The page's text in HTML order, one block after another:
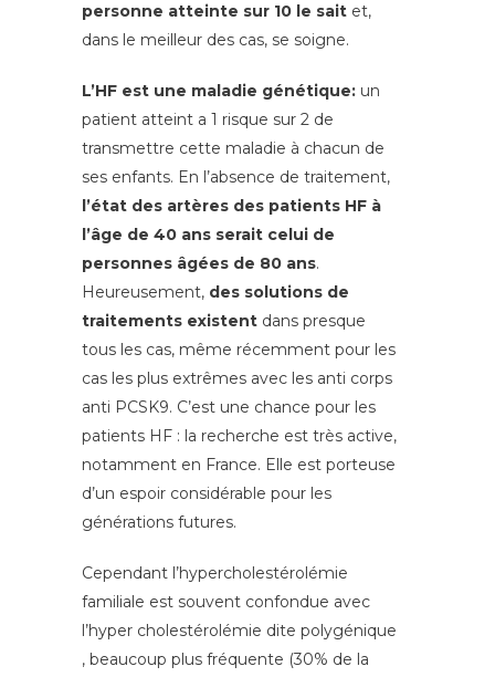
personne atteinte sur 10 le sait et,
dans le meilleur des cas, se soigne.
L’HF est une maladie génétique: un
patient atteint a 1 risque sur 2 de
transmettre cette maladie à chacun de
ses enfants. En l’absence de traitement,
l’état des artères des patients HF à
l’âge de 40 ans serait celui de
personnes âgées de 80 ans.
Heureusement, des solutions de
traitements existent dans presque
tous les cas, même récemment pour les
cas les plus extrêmes avec les anti corps
anti PCSK9. C’est une chance pour les
patients HF : la recherche est très active,
notamment en France. Elle est porteuse
d’un espoir considérable pour les
générations futures.
Cependant l’hypercholestérolémie
familiale est souvent confondue avec
l’hyper cholestérolémie dite polygénique
, beaucoup plus fréquente (30% de la